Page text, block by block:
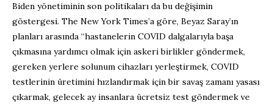
Biden yönetiminin son politikaları da bu değişimin
göstergesi. The New York Times’a göre, Beyaz Saray’ın
planları arasında “hastanelerin COVID dalgalarıyla başa
çıkmasına yardımcı olmak için askeri birlikler göndermek,
gereken yerlere solunum cihazları yerleştirmek, COVID
testlerinin üretimini hızlandırmak için bir savaş zamanı yasası
çıkarmak, gelecek ay insanlara ücretsiz test göndermek ve